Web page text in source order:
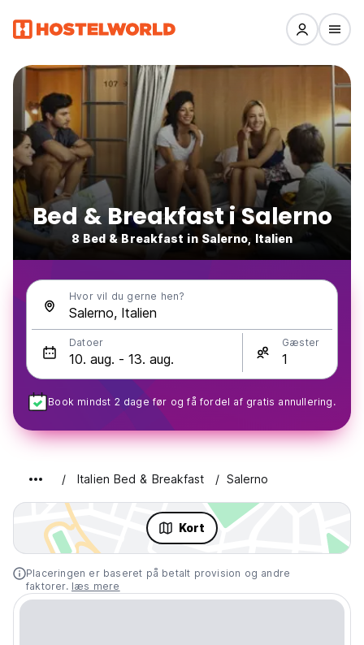
Bed & Breakfast i Salerno
8 Bed & Breakfast in Salerno, Italien
Hvor vil du gerne hen?
Datoer Gæster
Book mindst 2 dage før og få fordel af gratis annullering.
Italien Bed & Breakfast Salerno
Kort
Placeringen er baseret på betalt provision og andre
faktorer. læs mere